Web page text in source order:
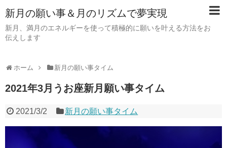
新月の願い事＆月のリズムで夢実現
新月、満月のエネルギーを使って積極的に願いを叶える方法をお
伝えします
ホーム 新月の願い事タイム
2021年3月うお座新月願い事タイム
2021/3/2 新月の願い事タイム